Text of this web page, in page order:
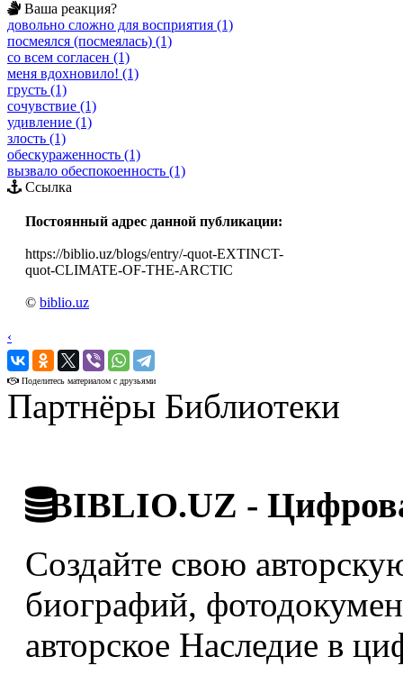
Ваша реакция?
довольно сложно для восприятия (1)
посмеялся (посмеялась) (1)
со всем согласен (1)
меня вдохновило! (1)
грусть (1)
сочувствие (1)
удивление (1)
злость (1)
обескураженность (1)
вызвало обеспокоенность (1)
Ссылка
Постоянный адрес данной публикации:
https://biblio.uz/blogs/entry/-quot-EXTINCT-
quot-CLIMATE-OF-THE-ARCTIC
© biblio.uz
‹
›
Поделитесь материалом с друзьями
Партнёры Библиотеки
BIBLIO.UZ -
Создайте свою
биографий,
авторское Наследие в